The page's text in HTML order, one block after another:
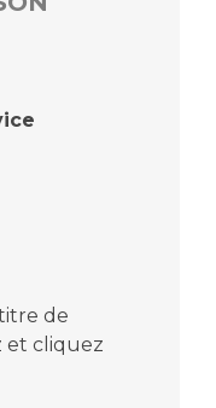
de
et cliquez